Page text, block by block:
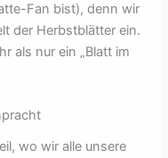
Fan bist), denn wir
der Herbstblätter ein.
als nur ein „Blatt im
wo wir alle unsere